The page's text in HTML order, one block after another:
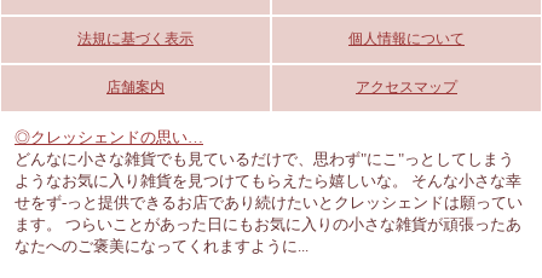
法規に基づく表示 個人情報について
店舗案内 アクセスマップ
◎クレッシェンドの思い…
どんなに小さな雑貨でも見ているだけで、思わず"にこ"っとしてしまう
ようなお気に入り雑貨を見つけてもらえたら嬉しいな。 そんな小さな幸
せをず-っと提供できるお店であり続けたいとクレッシェンドは願ってい
ます。 つらいことがあった日にもお気に入りの小さな雑貨が頑張ったあ
なたへのご褒美になってくれますように...